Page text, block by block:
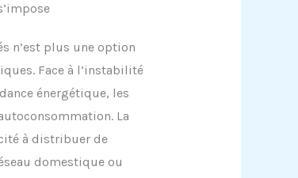
n’est plus une option
Face à l’instabilité
énergétique, les
La
à distribuer de
domestique ou